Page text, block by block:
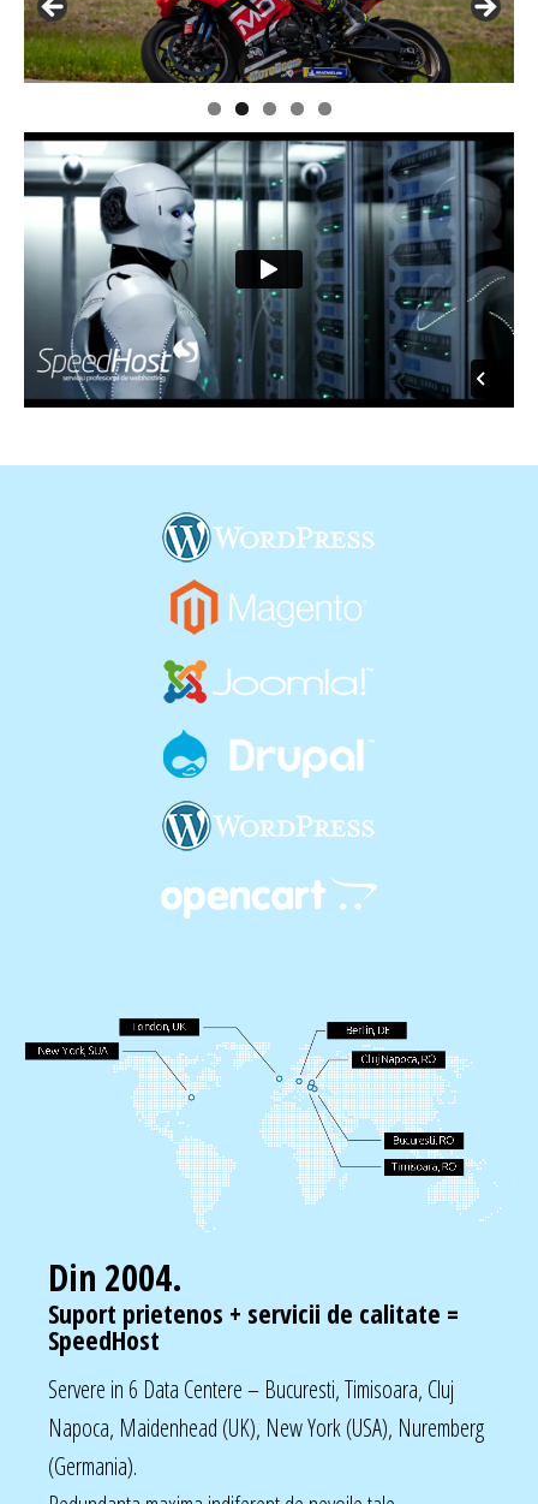
Din 2004.
Suport prietenos + servicii de calitate =
SpeedHost
Servere in 6 Data Centere – Bucuresti, Timisoara, Cluj
Napoca, Maidenhead (UK), New York (USA), Nuremberg
(Germania).